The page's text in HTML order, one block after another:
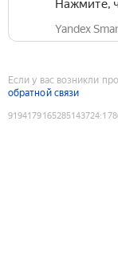
Нажмите,
Yandex
Если у вас возникли
обратной связи
9194179165285143724: